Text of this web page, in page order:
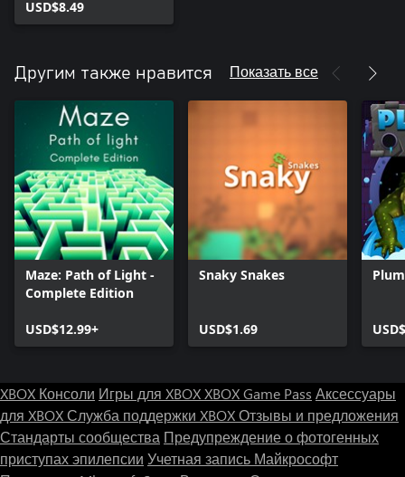
USD$8.49
Другим также нравится Показать все
Maze: Path of Light -
Complete Edition
USD$12.99+
Snaky Snakes
USD$1.69
XBOX Консоли Игры для XBOXXBOX Game Pass Аксессуары
для XBOXСлужба поддержки XBOXОтзывы и предложения
Стандарты сообщества Предупреждение о фотогенных
приступах эпилепсии Учетная запись Майкрософт